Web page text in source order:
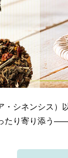
シネンシス
たり寄り添う